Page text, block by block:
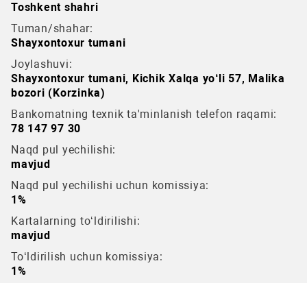
Toshkent shahri
Tuman/shahar:
Shayxontoxur tumani
Joylashuvi:
Shayxontoxur tumani, Kichik Xalqa yo‘li 57, Malika
bozori (Korzinka)
Bankomatning texnik ta'minlanish telefon raqami:
78 147 97 30
Naqd pul yechilishi:
mavjud
Naqd pul yechilishi uchun komissiya:
1%
Kartalarning to‘ldirilishi:
mavjud
To‘ldirilish uchun komissiya:
1%